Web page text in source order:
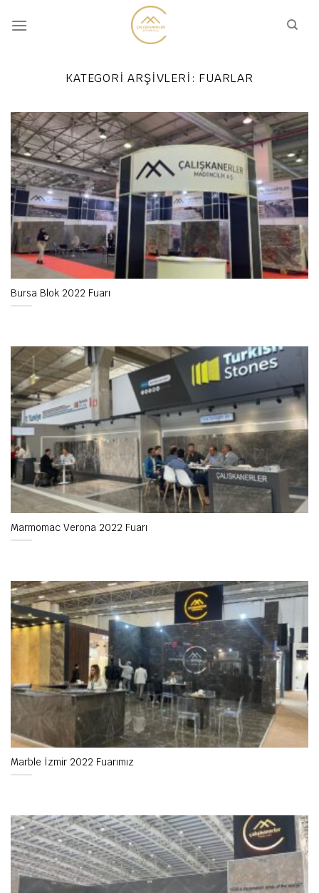
atla
KATEGORI ARŞIVLERI: FUARLAR
Bursa Blok 2022 Fuarı
Marmomac Verona 2022 Fuarı
Marble İzmir 2022 Fuarımız